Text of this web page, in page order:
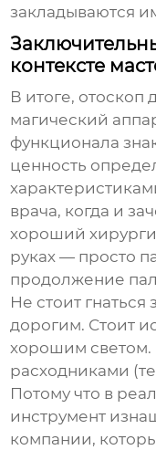
закладываются
контексте
В итоге, отоскоп
магический
функционала
ценность
врача, когда и
хороший
руках — просто
продолжение
Не стоит
дорогим. Стоит
хорошим светом.
расходниками
Потому что в
инструмент
компании,